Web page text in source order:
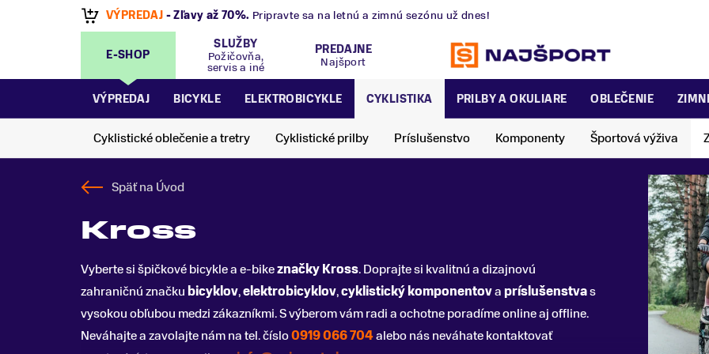
VÝPREDAJ - Zľavy až 70%. Pripravte sa na letnú a zimnú sezónu už dnes!
E-SHOP
SLUŽBY
Požičovňa,
servis a iné
PREDAJNE
Najšport
VÝPREDAJ BICYKLE ELEKTROBICYKLE CYKLISTIKA PRILBY A OKULIARE OBLEČENIE
Cyklistické oblečenie a tretry Cyklistické prilby Príslušenstvo Komponenty Športová výživa
Späť na Úvod
Kross
Vyberte si špičkové bicykle a e-bikeznačky Kross. Doprajte si kvalitnú a dizajnovú
zahraničnú značku bicyklov,elektrobicyklov,cyklistický komponentova príslušenstvas
vysokou obľubou medzi zákazníkmi. S výberom vám radi a ochotne poradíme online aj offline.
Neváhajte a zavolajte nám na tel. číslo0919 066 704alebo nás neváhate kontaktovať